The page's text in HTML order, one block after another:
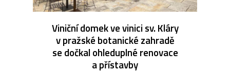
Viniční domek ve vinici sv. Kláry
v pražské botanické zahradě
se dočkal ohleduplné renovace
a přístavby